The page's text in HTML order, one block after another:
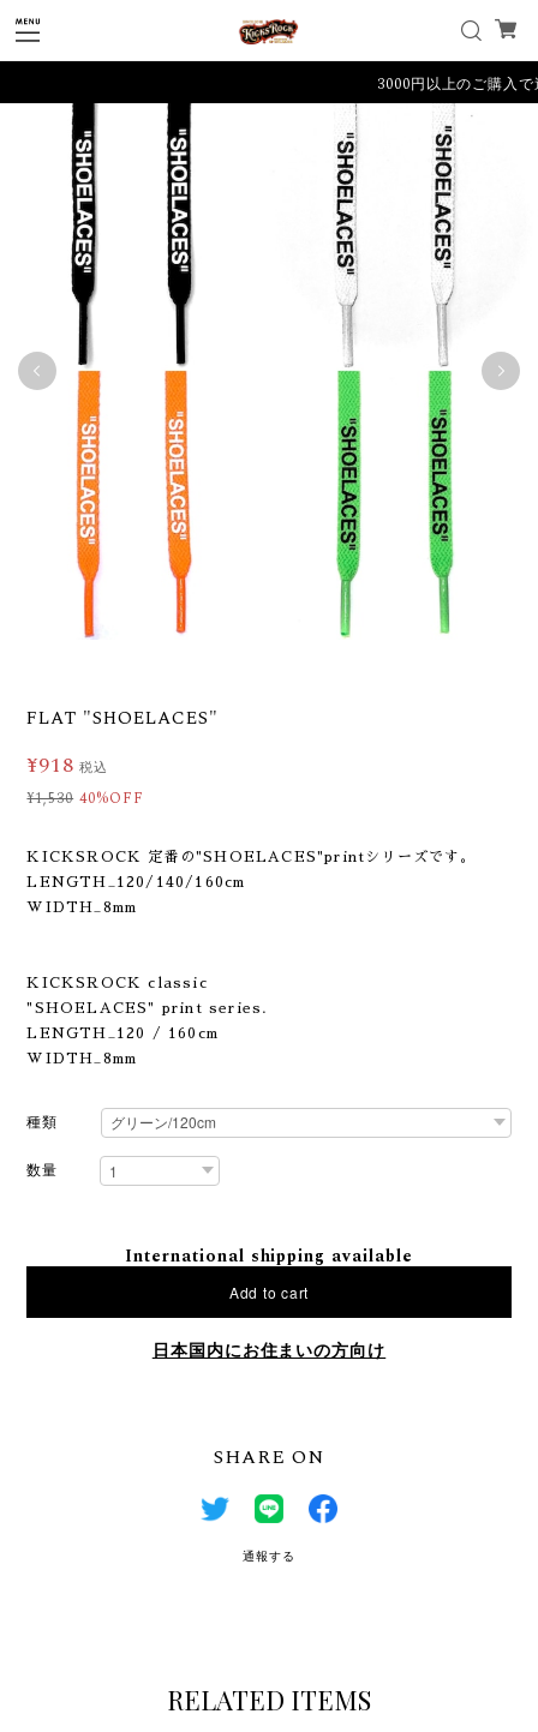
3000円以上のご購入で
FLAT "SHOELACES"
¥918 税込
¥1,530 40%OFF
KICKSROCK 定番の"SHOELACES"printシリーズです。
LENGTH_120/140/160cm
WIDTH_8mm
KICKSROCK classic
"SHOELACES" print series.
LENGTH_120 / 160cm
WIDTH_8mm
種類
数量
International shipping available
Add to cart
日本国内にお住まいの方向け
SHARE ON
通報する
RELATED ITEMS